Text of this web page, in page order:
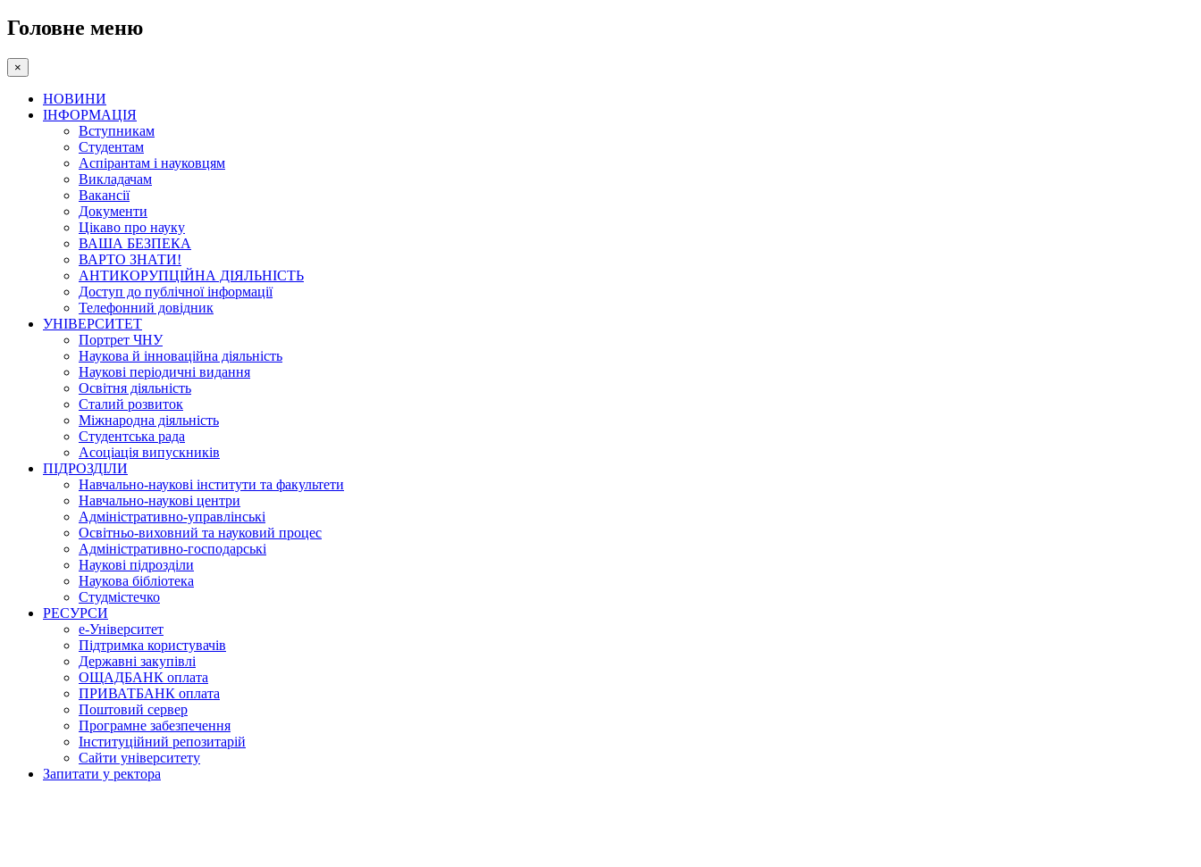
Головне меню
×
НОВИНИ
ІНФОРМАЦІЯ
Вступникам
Студентам
Аспірантам і науковцям
Викладачам
Вакансії
Документи
Цікаво про науку
ВАША БЕЗПЕКА
ВАРТО ЗНАТИ!
АНТИКОРУПЦІЙНА ДІЯЛЬНІСТЬ
Доступ до публічної інформації
Телефонний довідник
УНІВЕРСИТЕТ
Портрет ЧНУ
Наукова й інноваційна діяльність
Наукові періодичні видання
Освітня діяльність
Сталий розвиток
Міжнародна діяльність
Студентська рада
Асоціація випускників
ПІДРОЗДІЛИ
Навчально-наукові інститути та факультети
Навчально-наукові центри
Адміністративно-управлінські
Освітньо-виховний та науковий процес
Адміністративно-господарські
Наукові підрозділи
Наукова бібліотека
Студмістечко
РЕСУРСИ
е-Університет
Підтримка користувачів
Державні закупівлі
ОЩАДБАНК оплата
ПРИВАТБАНК оплата
Поштовий сервер
Програмне забезпечення
Інституційний репозитарій
Сайти університету
Запитати у ректора